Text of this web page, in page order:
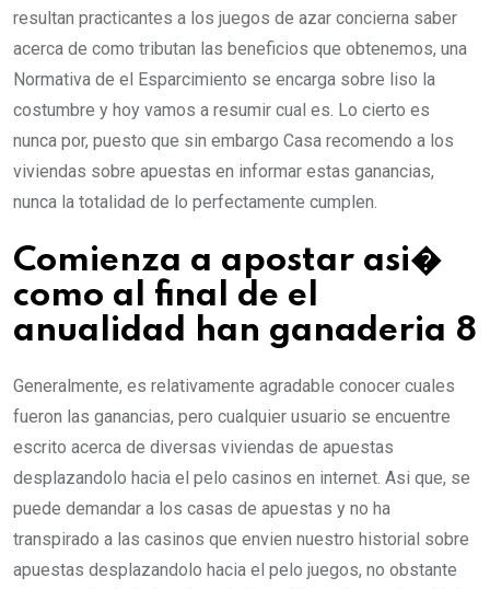
resultan practicantes a los juegos de azar concierna saber
acerca de como tributan las beneficios que obtenemos, una
Normativa de el Esparcimiento se encarga sobre liso la
costumbre y hoy vamos a resumir cual es. Lo cierto es
nunca por, puesto que sin embargo Casa recomendo a los
viviendas sobre apuestas en informar estas ganancias,
nunca la totalidad de lo perfectamente cumplen.
Comienza a apostar asi�
como al final de el
anualidad han ganaderia 8
Generalmente, es relativamente agradable conocer cuales
fueron las ganancias, pero cualquier usuario se encuentre
escrito acerca de diversas viviendas de apuestas
desplazandolo hacia el pelo casinos en internet. Asi que, se
puede demandar a los casas de apuestas y no ha
transpirado a las casinos que envien nuestro historial sobre
apuestas desplazandolo hacia el pelo juegos, no obstante